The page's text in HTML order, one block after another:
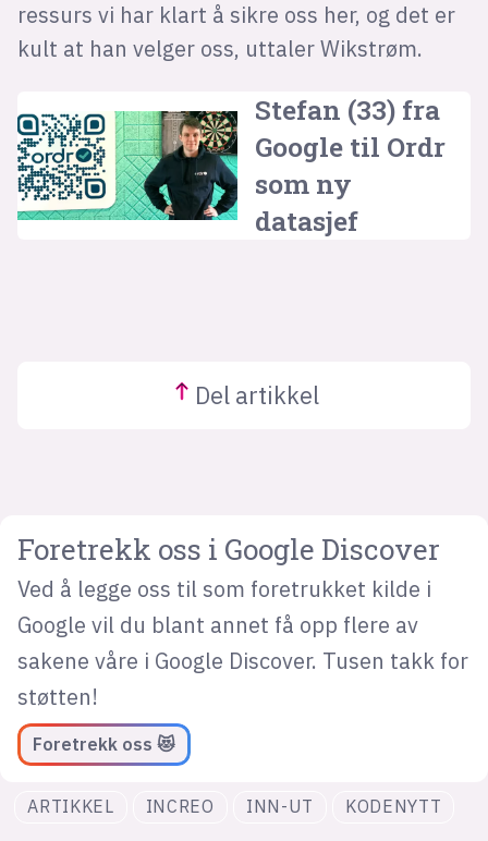
ressurs vi har klart å sikre oss her, og det er
kult at han velger oss, uttaler Wikstrøm.
Stefan (33) fra
Google til Ordr
som ny
datasjef
Del artikkel
Foretrekk oss i Google Discover
Ved å legge oss til som foretrukket kilde i
Google vil du blant annet få opp flere av
sakene våre i Google Discover. Tusen takk for
støtten!
Foretrekk oss 😻
ARTIKKEL INCREO INN-UT KODENYTT